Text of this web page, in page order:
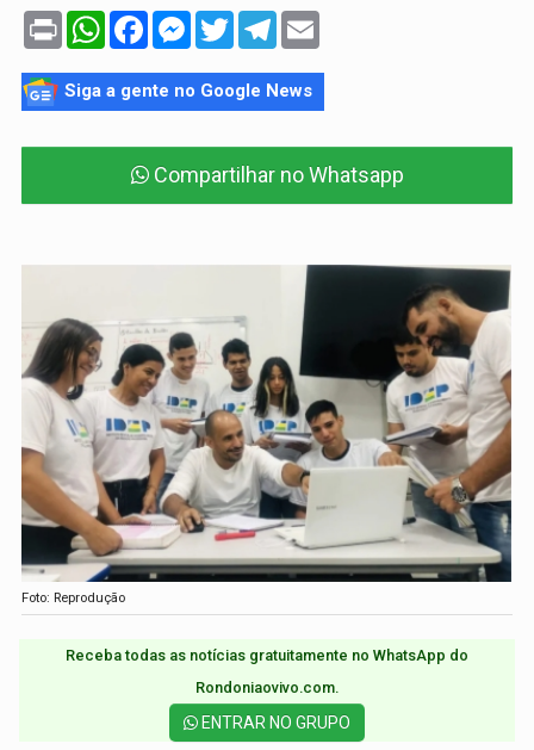
Print WhatsAppFacebookMessenger
TwitterTelegram
Siga a gente no Google News
Compartilhar no Whatsapp
Foto: Reprodução
Receba todas as notícias gratuitamente no WhatsApp do
Rondoniaovivo.com.​
ENTRAR NO GRUPO